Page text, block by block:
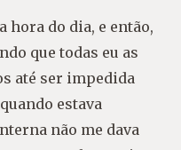
hora do dia, e então,
que todas eu as
até ser impedida
estava
não me dava